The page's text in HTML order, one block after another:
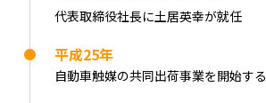
代表取締役社長に土居英幸が就任
平成25年
自動車触媒の共同出荷事業を開始する